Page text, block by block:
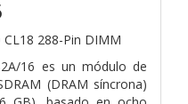
CL18 288-Pin DIMM
16 es un módulo de
(DRAM síncrona)